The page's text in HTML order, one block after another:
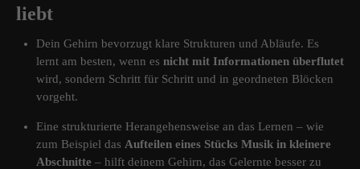
liebt
Dein Gehirn bevorzugt klare Strukturen und Abläufe. Es
lernt am besten, wenn es nicht mit Informationen überflutet
wird, sondern Schritt für Schritt und in geordneten Blöcken
vorgeht.
Eine strukturierte Herangehensweise an das Lernen – wie
zum Beispiel das Aufteilen eines Stücks Musik in kleinere
Abschnitte – hilft deinem Gehirn, das Gelernte besser zu